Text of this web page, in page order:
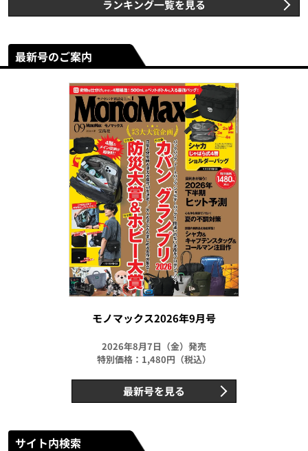
ランキング一覧を見る
最新号のご案内
モノマックス2026年9月号
2026年8月7日（金）発売
特別価格：1,480円（税込）
最新号を見る
サイト内検索